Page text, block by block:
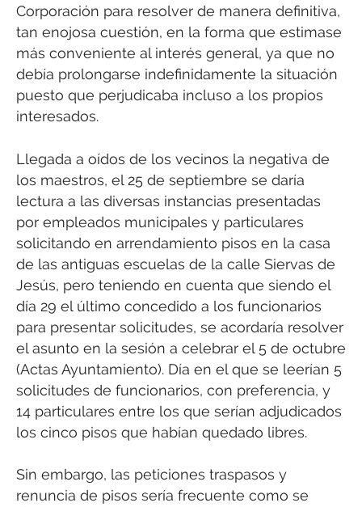
Corporación para resolver de manera definitiva,
tan enojosa cuestión, en la forma que estimase
más conveniente al interés general, ya que no
debía prolongarse indefinidamente la situación
puesto que perjudicaba incluso a los propios
interesados.
Llegada a oídos de los vecinos la negativa de
los maestros, el 25 de septiembre se daría
lectura a las diversas instancias presentadas
por empleados municipales y particulares
solicitando en arrendamiento pisos en la casa
de las antiguas escuelas de la calle Siervas de
Jesús, pero teniendo en cuenta que siendo el
día 29 el último concedido a los funcionarios
para presentar solicitudes, se acordaría resolver
el asunto en la sesión a celebrar el 5 de octubre
(Actas Ayuntamiento). Día en el que se leerían 5
solicitudes de funcionarios, con preferencia, y
14 particulares entre los que serían adjudicados
los cinco pisos que habían quedado libres.
Sin embargo, las peticiones traspasos y
renuncia de pisos sería frecuente como se